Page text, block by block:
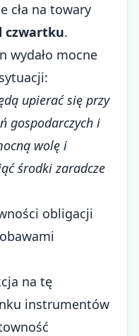
cła na towary
czwartku.
wydało mocne
upierać się przy
gospodarczych i
wolę i
środki zaradcze
obligacji
na tę
instrumentów